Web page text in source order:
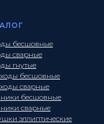
бесшовные
сварные
гнутые
бесшовные
сварные
бесшовные
сварные
эллиптические